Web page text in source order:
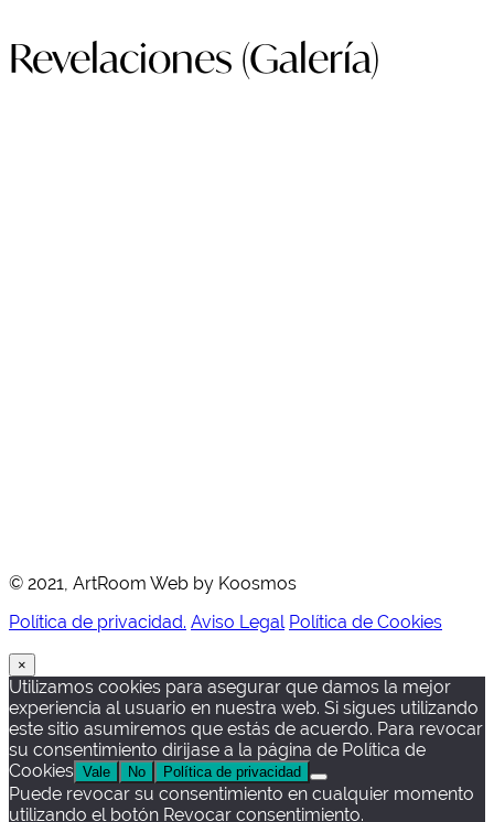
Revelaciones (Galería)
© 2021, ArtRoom Web by Koosmos
Política de privacidad. Aviso Legal Política de Cookies
×
Utilizamos cookies para asegurar que damos la mejor
experiencia al usuario en nuestra web. Si sigues utilizando
este sitio asumiremos que estás de acuerdo. Para revocar
su consentimiento dirijase a la página de Política de
Cookies Vale No Política de privacidad
Puede revocar su consentimiento en cualquier momento
utilizando el botón Revocar consentimiento.